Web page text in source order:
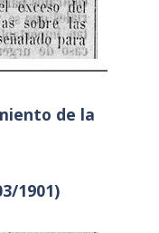
de la
1901)